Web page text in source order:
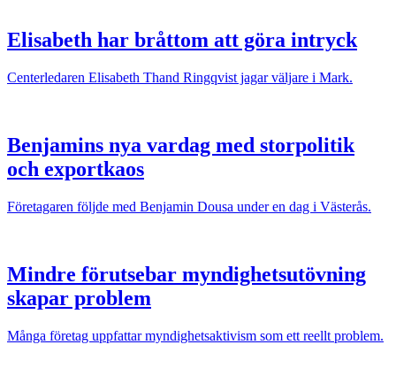
Elisabeth har bråttom att göra intryck
Centerledaren Elisabeth Thand Ringqvist jagar väljare i Mark.
Benjamins nya vardag med storpolitik
och exportkaos
Företagaren följde med Benjamin Dousa under en dag i Västerås.
Mindre förutsebar myndighetsutövning
skapar problem
Många företag uppfattar myndighetsaktivism som ett reellt problem.